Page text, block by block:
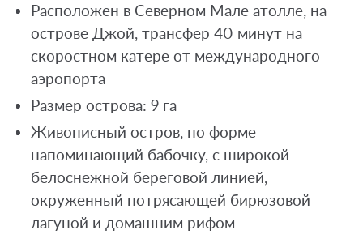
Расположен в Cеверном Мале атолле, на
острове Джой, трансфер 40 минут на
скоростном катере от международного
аэропорта
Размер острова: 9 га
Живописный остров, по форме
напоминающий бабочку, с широкой
белоснежной береговой линией,
окруженный потрясающей бирюзовой
лагуной и домашним рифом